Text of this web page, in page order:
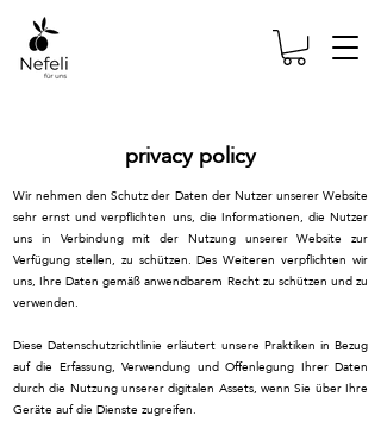
privacy policy
Wir nehmen den Schutz der Daten der Nutzer unserer Website
sehr ernst und verpflichten uns, die Informationen, die Nutzer
uns in Verbindung mit der Nutzung unserer Website zur
Verfügung stellen, zu schützen. Des Weiteren verpflichten wir
uns, Ihre Daten gemäß anwendbarem Recht zu schützen und zu
verwenden.
Diese Datenschutzrichtlinie erläutert unsere Praktiken in Bezug
auf die Erfassung, Verwendung und Offenlegung Ihrer Daten
durch die Nutzung unserer digitalen Assets, wenn Sie über Ihre
Geräte auf die Dienste zugreifen.